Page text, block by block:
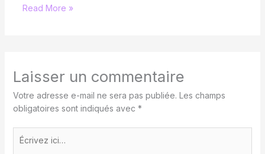
Read More »
Laisser un commentaire
Votre adresse e-mail ne sera pas publiée. Les champs
obligatoires sont indiqués avec *
Écrivez
ici…